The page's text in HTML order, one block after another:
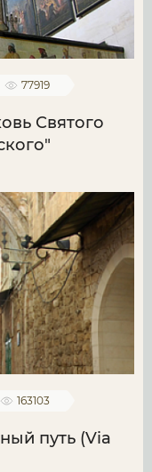
77919
Святого
163103
путь (Via